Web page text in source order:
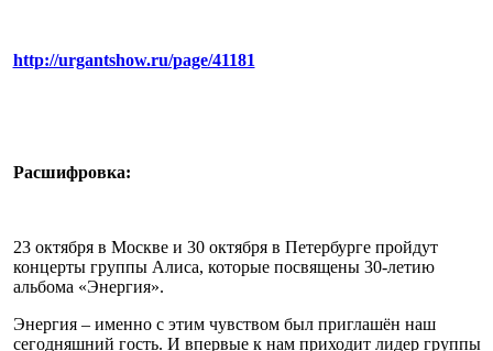
http://urgantshow.ru/page/41181
Расшифровка:
23 октября в Москве и 30 октября в Петербурге пройдут
концерты группы Алиса, которые посвящены 30-летию
альбома «Энергия».
Энергия – именно с этим чувством был приглашён наш
сегодняшний гость. И впервые к нам приходит лидер группы